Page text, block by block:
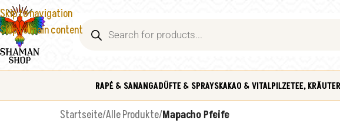
Skip to navigation
Skip to main content
RAPÉ & SANANGADÜFTE & SPRAYSKAKAO & VITALPILZETEE,
Startseite/Alle Produkte/Mapacho Pfeife